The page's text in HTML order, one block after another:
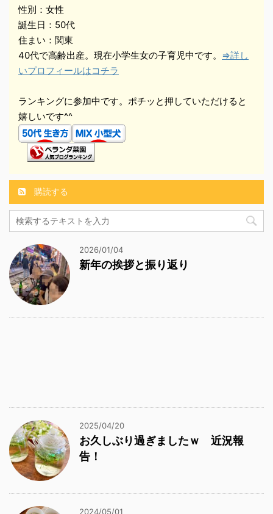
性別：女性
誕生日：50代
住まい：関東
40代で高齢出産。現在小学生女の子育児中です。 ⇒詳し
いプロフィールはコチラ
ランキングに参加中です。ポチッと押していただけると
嬉しいです^^
購読する
2026/01/04
新年の挨拶と振り返り
2025/04/20
お久しぶり過ぎましたｗ 近況報
告！
2024/05/01